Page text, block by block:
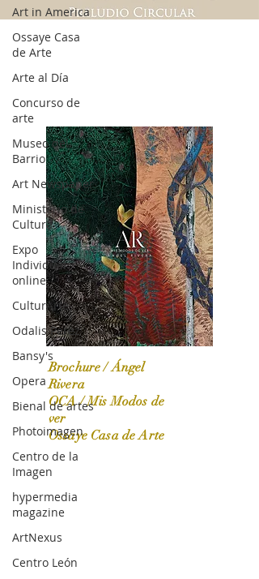
Art in America
Ossaye Casa
de Arte
Arte al Día
Concurso de
arte
Museo del
Barrio
Art Newspaper
Ministerio de
Cultura
Expo
Individual
online
CulturArte
Odalis Perez
Bansy's
Opera
Bienal de artes
Photoimagen
Centro de la
Imagen
hypermedia
magazine
ArtNexus
Centro León
OCA|News 31 / Marzo-Abril / 2024
Brochure / Ángel
Rivera
OCA / Mis Modos de
ver
Ossaye Casa de Arte